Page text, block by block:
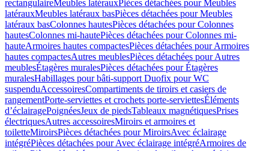
rectangulaireMeubles latérauxPièces détachées pour Meubles
latérauxMeubles latéraux basPièces détachées pour Meubles
latéraux basColonnes hautesPièces détachées pour Colonnes
hautesColonnes mi-hautePièces détachées pour Colonnes mi-
hauteArmoires hautes compactesPièces détachées pour Armoires
hautes compactesAutres meublesPièces détachées pour Autres
meublesÉtagères muralesPièces détachées pour Étagères
muralesHabillages pour bâti-support Duofix pour WC
suspenduAccessoiresCompartiments de tiroirs et casiers de
rangementPorte-serviettes et crochets porte-serviettesÉléments
d’éclairagePoignéesJeux de piedsTableaux magnétiquesPrises
électriquesAutres accessoiresMiroirs et armoires et
toiletteMiroirsPièces détachées pour MiroirsAvec éclairage
intégréPièces détachées pour Avec éclairage intégréArmoires de